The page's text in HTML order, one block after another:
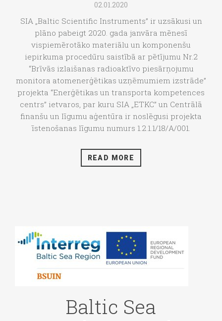
02.01.2020
SIA „Baltic Scientific Instruments” ir uzsākusi un
plāno pabeigt 2020. gada janvāra mēnesī
vispiemērotāko materiālu un komponenšu
iepirkuma procedūru saistībā ar pētījumu Nr.2
“Brīvās izlaišanas radioaktīvo piesārņojumu
monitora atomenerģētikas uzņēmumiem izstrāde”
projekta “Enerģētikas un transporta kompetences
centrs” ietvaros, par kuru SIA „ETKC” un Centrālā
finanšu un līgumu aģentūra ir noslēgusi projekta
īstenošanas līgumu numurs 1.2.1.1/18/A/001.
READ MORE
Baltic Sea